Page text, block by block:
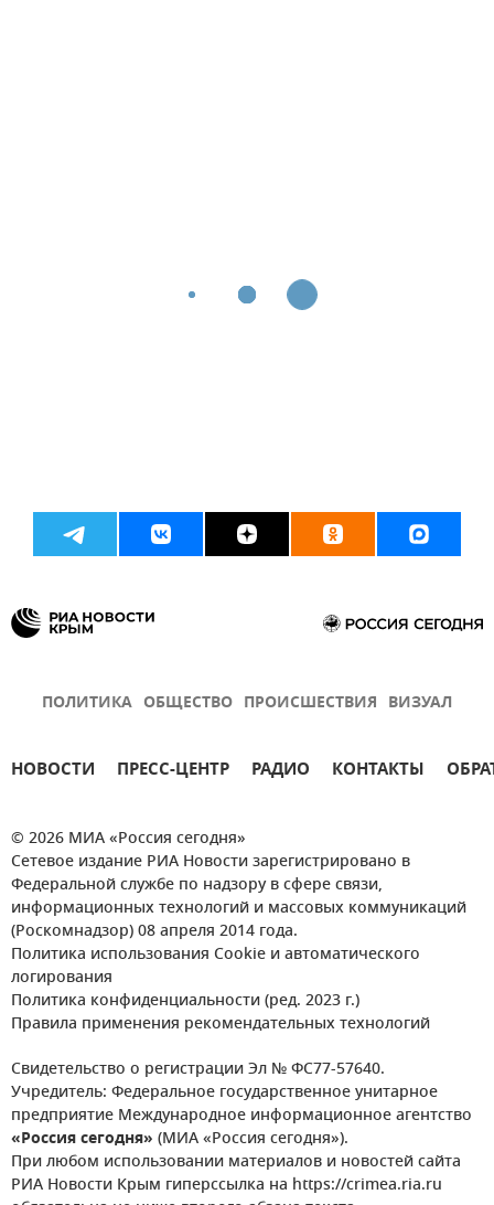
ПОЛИТИКА ОБЩЕСТВО ПРОИСШЕСТВИЯ ВИЗУАЛ
НОВОСТИ ПРЕСС-ЦЕНТР РАДИО КОНТАКТЫ
© 2026 МИА «Россия сегодня»
Сетевое издание РИА Новости зарегистрировано в
Федеральной службе по надзору в сфере связи,
информационных технологий и массовых коммуникаций
(Роскомнадзор) 08 апреля 2014 года.
Политика использования Cookie и автоматического
логирования
Политика конфиденциальности (ред. 2023 г.)
Правила применения рекомендательных технологий
Свидетельство о регистрации Эл № ФС77-57640.
Учредитель: Федеральное государственное унитарное
предприятие Международное информационное агентство
«Россия сегодня» (МИА «Россия сегодня»).
При любом использовании материалов и новостей сайта
РИА Новости Крым гиперссылка на https://crimea.ria.ru